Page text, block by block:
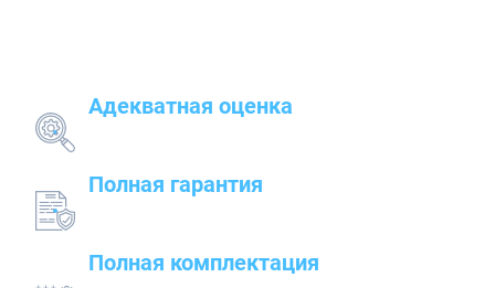
Адекватная оценка
Полная гарантия
Полная комплектация